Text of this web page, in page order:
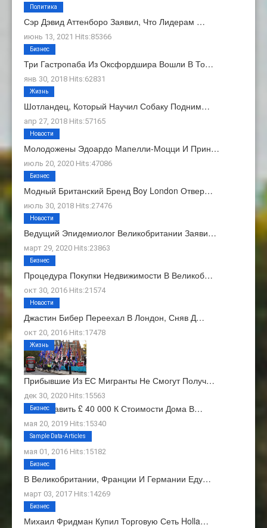
Сэр Дэвид Аттенборо Заявил, Что Лидерам …
июнь 13, 2021 Hits:85366
Политика
Три Гастропаба Из Оксфордшира Вошли В То…
янв 30, 2018 Hits:62831
Бизнес
Шотландец, Который Научил Собаку Подним…
апр 27, 2018 Hits:57165
Жизнь
Молодожены Эдоардо Мапелли-Моцци И Прин…
июль 20, 2020 Hits:47086
Новости
Модный Британский Бренд Boy London Отвер…
июль 30, 2018 Hits:27476
Бизнес
Ведущий Эпидемиолог Великобритании Заяви…
март 29, 2020 Hits:23863
Новости
Процедура Покупки Недвижимости В Великоб…
окт 30, 2016 Hits:21574
Бизнес
Джастин Бибер Переехал В Лондон, Сняв Д…
окт 20, 2016 Hits:17478
Новости
Прибывшие Из ЕС Мигранты Не Смогут Получ…
дек 30, 2020 Hits:15563
Жизнь
Как Добавить £ 40 000 К Стоимости Дома В…
мая 20, 2019 Hits:15340
Бизнес
О Нас
мая 01, 2016 Hits:15182
Sample Data-Articles
В Великобритании, Франции И Германии Еду…
март 03, 2017 Hits:14269
Бизнес
Михаил Фридман Купил Торговую Сеть Holla…
Бизнес